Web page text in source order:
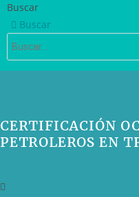
Buscar
Buscar
CERTIFICACIÓN
PETROLEROS EN